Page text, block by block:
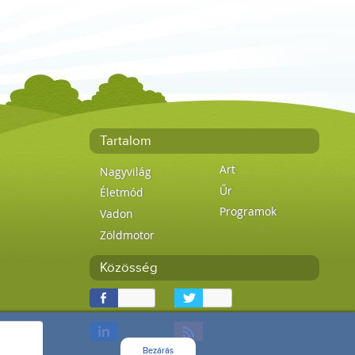
Bezárás
Tartalom
Nagyvilág
Életmód
Vadon
Zöldmotor
Art
Űr
Programok
Közösség